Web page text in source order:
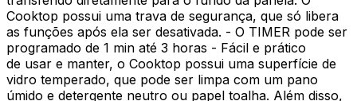
Cooktop possui uma trava de segurança, que só libera
as funções após ela ser desativada. - O TIMER pode ser
programado de 1 min até 3 horas - Fácil e prático
de usar e manter, o Cooktop possui uma superfície de
vidro temperado, que pode ser limpa com um pano
úmido e detergente neutro ou papel toalha. Além disso,